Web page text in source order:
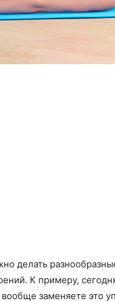
делать
К примеру,
вообще заменяете это